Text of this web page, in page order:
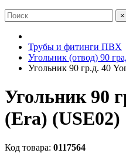
×
Трубы и фитинги ПВХ
Угольник (отвод) 90
Угольник 90 гр.д. 40
Угольник 90
(Era) (USE02)
Код товара: 0117564